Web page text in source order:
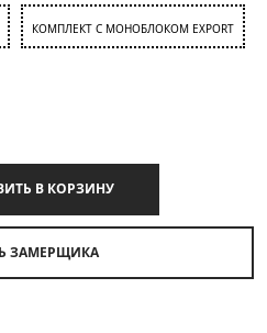
КОМПЛЕКТ С МОНОБЛОКОМ EXPORT
ДОБАВИТЬ В КОРЗИНУ
ВЫЗВАТЬ ЗАМЕРЩИКА